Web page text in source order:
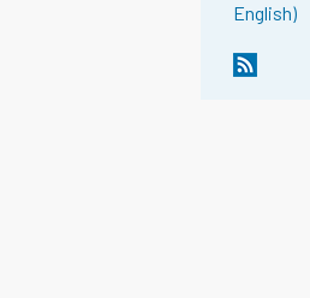
English)